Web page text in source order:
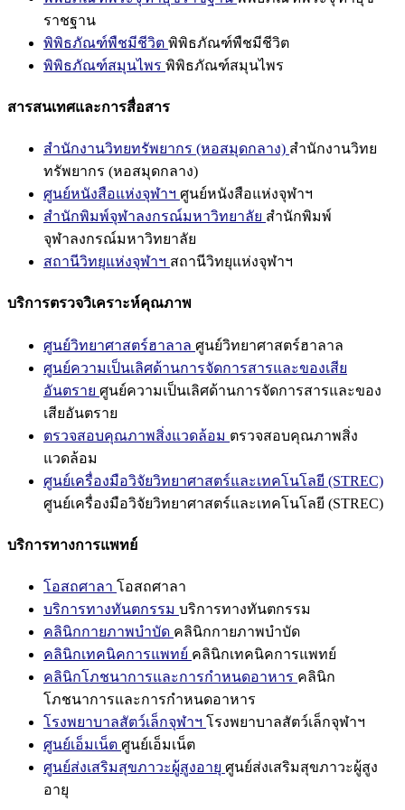
ราชฐาน
พิพิธภัณฑ์พืชมีชีวิต พิพิธภัณฑ์พืชมีชีวิต
พิพิธภัณฑ์สมุนไพร พิพิธภัณฑ์สมุนไพร
สารสนเทศและการสื่อสาร
สำนักงานวิทยทรัพยากร (หอสมุดกลาง) สำนักงานวิทย
ทรัพยากร (หอสมุดกลาง)
ศูนย์หนังสือแห่งจุฬาฯ ศูนย์หนังสือแห่งจุฬาฯ
สำนักพิมพ์จุฬาลงกรณ์มหาวิทยาลัย สำนักพิมพ์
จุฬาลงกรณ์มหาวิทยาลัย
สถานีวิทยุแห่งจุฬาฯ สถานีวิทยุแห่งจุฬาฯ
บริการตรวจวิเคราะห์คุณภาพ
ศูนย์วิทยาศาสตร์ฮาลาล ศูนย์วิทยาศาสตร์ฮาลาล
ศูนย์ความเป็นเลิศด้านการจัดการสารและของเสีย
อันตราย ศูนย์ความเป็นเลิศด้านการจัดการสารและของ
เสียอันตราย
ตรวจสอบคุณภาพสิ่งแวดล้อม ตรวจสอบคุณภาพสิ่ง
แวดล้อม
ศูนย์เครื่องมือวิจัยวิทยาศาสตร์และเทคโนโลยี (STREC)
ศูนย์เครื่องมือวิจัยวิทยาศาสตร์และเทคโนโลยี (STREC)
บริการทางการแพทย์
โอสถศาลา โอสถศาลา
บริการทางทันตกรรม บริการทางทันตกรรม
คลินิกกายภาพบำบัด คลินิกกายภาพบำบัด
คลินิกเทคนิคการแพทย์ คลินิกเทคนิคการแพทย์
คลินิกโภชนาการและการกำหนดอาหาร คลินิก
โภชนาการและการกำหนดอาหาร
โรงพยาบาลสัตว์เล็กจุฬาฯ โรงพยาบาลสัตว์เล็กจุฬาฯ
ศูนย์เอ็มเน็ต ศูนย์เอ็มเน็ต
ศูนย์ส่งเสริมสุขภาวะผู้สูงอายุ ศูนย์ส่งเสริมสุขภาวะผู้สูง
อายุ